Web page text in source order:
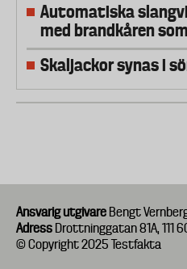
Automatiska
med brandkåren
Skaljackor synas i
Ansvarig utgivare Bengt
Adress Drottninggatan 81A, 111
© Copyright 2025 Testfakta